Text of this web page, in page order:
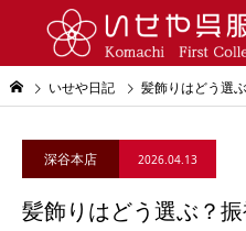
いせや日記 髪飾りはどう選ぶ？振袖
深谷本店 2026.04.13
髪飾りはどう選ぶ？